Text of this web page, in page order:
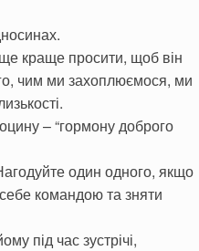
краще просити, щоб він
чим ми захоплюємося, ми
– “гормону доброго
один одного, якщо
командою та зняти
під час зустрічі,